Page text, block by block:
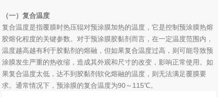
（一）复合温度
复合温度是指覆膜时热压辊对预涂膜加热的温度，它是控制预涂膜热熔
胶熔化程度的关键参数。对于预涂膜胶黏剂而言，在一定温度范围内，
温度越高越有利于胶黏剂的熔融，但如果复合温度过高，则可能导致预
涂膜发生严重的热收缩，造成其外观和尺寸的改变，影响正常使用。如
果复合温度太低，达不到胶黏剂软化熔融的温度，则无法满足覆膜要
求。通常情况下，预涂膜的复合温度为90～115℃。